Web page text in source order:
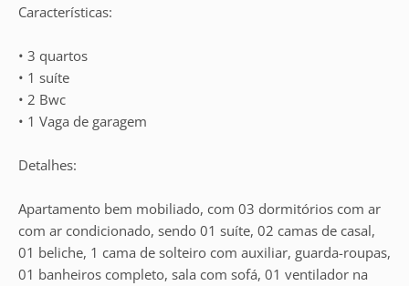
Características:
• 3 quartos
• 1 suíte
• 2 Bwc
• 1 Vaga de garagem
Detalhes:
Apartamento bem mobiliado, com 03 dormitórios com ar
com ar condicionado, sendo 01 suíte, 02 camas de casal,
01 beliche, 1 cama de solteiro com auxiliar, guarda-roupas,
01 banheiros completo, sala com sofá, 01 ventilador na